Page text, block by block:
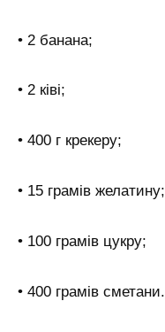
• 2 банана;
• 2 ківі;
• 400 г крекеру;
• 15 грамів желатину;
• 100 грамів цукру;
• 400 грамів сметани.